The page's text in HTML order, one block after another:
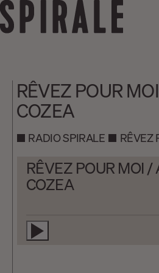
RÊVEZ POUR
COZEA
RADIO SPIRALE RÊVEZ
RÊVEZ POUR MOI
COZEA